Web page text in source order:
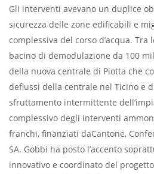
Gli interventi avevano un duplice
sicurezza delle zone edificabili e
complessiva del corso d’acqua.
bacino di demodulazione da 100
della nuova centrale di Piotta che
deflussi della centrale nel Ticino e
sfruttamento intermittente
complessivo degli interventi
franchi, finanziati daCantone,
SA. Gobbi ha posto l’accento
innovativo e coordinato del